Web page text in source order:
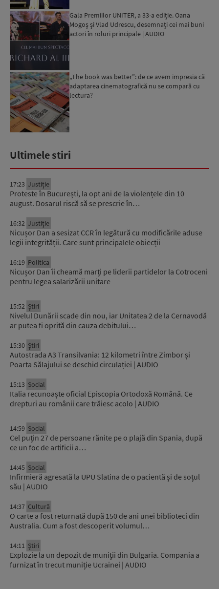
Gala Premiilor UNITER, a 33-a ediție. Oana
Mogoș și Vlad Udrescu, desemnați cei mai buni
actori în roluri principale | AUDIO
„The book was better”: de ce avem impresia că
adaptarea cinematografică nu se compară cu
lectura?
Ultimele stiri
17:23 Justiție
Proteste în București, la opt ani de la violențele din 10
august. Dosarul riscă să se prescrie în…
16:32 Justiție
Nicușor Dan a sesizat CCR în legătură cu modificările aduse
legii integrității. Care sunt principalele obiecții
16:19 Politica
Nicușor Dan îi cheamă marți pe liderii partidelor la Cotroceni
pentru legea salarizării unitare
15:52 Știri
Nivelul Dunării scade din nou, iar Unitatea 2 de la Cernavodă
ar putea fi oprită din cauza debitului…
15:30 Știri
Autostrada A3 Transilvania: 12 kilometri între Zimbor și
Poarta Sălajului se deschid circulației | AUDIO
15:13 Social
Italia recunoaște oficial Episcopia Ortodoxă Română. Ce
drepturi au românii care trăiesc acolo | AUDIO
14:59 Social
Cel puțin 27 de persoane rănite pe o plajă din Spania, după
ce un foc de artificii a…
14:45 Social
Infirmieră agresată la UPU Slatina de o pacientă și de soțul
său | AUDIO
14:37 Cultură
O carte a fost returnată după 150 de ani unei biblioteci din
Australia. Cum a fost descoperit volumul…
14:11 Știri
Explozie la un depozit de muniții din Bulgaria. Compania a
furnizat în trecut muniție Ucrainei | AUDIO